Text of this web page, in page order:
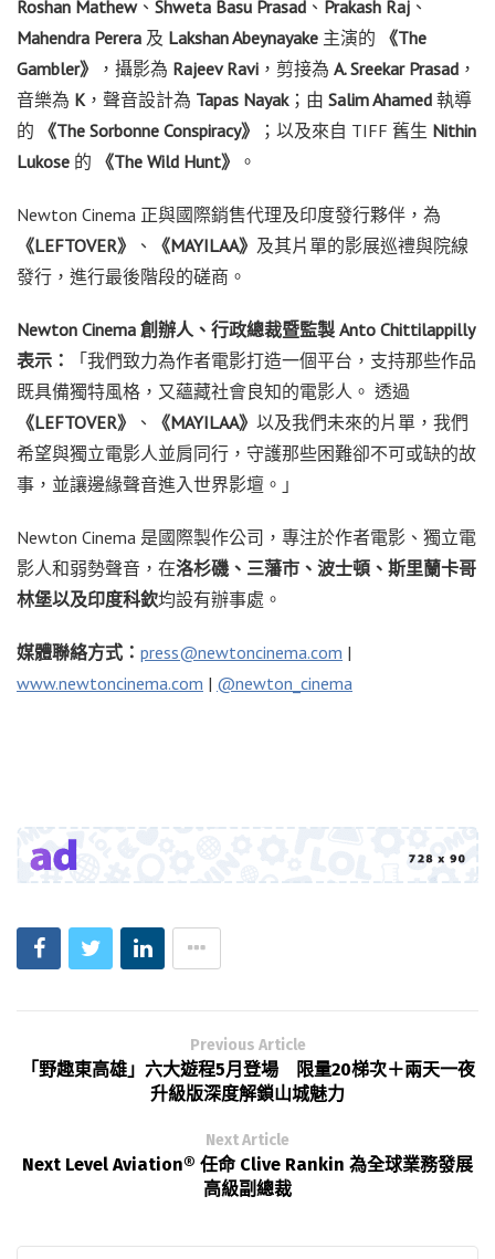
Roshan Mathew、 Shweta Basu Prasad 、 Prakash Raj 、
Mahendra Perera 及 Lakshan Abeynayake 主演的
《The
Gambler》
，攝影為 Rajeev Ravi ，剪接為 A. Sreekar Prasad ，
音樂為 K ，聲音設計為 Tapas Nayak；由 Salim Ahamed 執導
的
《The Sorbonne Conspiracy》 ；以及來自 TIFF 舊生 Nithin
Lukose 的 《The Wild Hunt》 。
Newton Cinema 正與國際銷售代理及印度發行夥伴，為
《LEFTOVER》
、 《MAYILAA》 及其片單的影展巡禮與院線
發行，進行最後階段的磋商。
Newton Cinema 創辦人、行政總裁暨監製 Anto Chittilappilly
表示：
「我們致力為作者電影打造一個平台，支持那些作品
既具備獨特風格，又蘊藏社會良知的電影人。 透過
《LEFTOVER》
、 《MAYILAA》 以及我們未來的片單，我們
希望與獨立電影人並肩同行，守護那些困難卻不可或缺的故
事，並讓邊緣聲音進入世界影壇。」
Newton Cinema 是國際製作公司，專注於作者電影、獨立電
影人和弱勢聲音，在洛杉磯、三藩市、波士頓、斯里蘭卡哥
林堡以及印度科欽均設有辦事處。
媒體聯絡方式： press@newtoncinema.com |
www.newtoncinema.com | @newton_cinema
Previous Article
「野趣東高雄」六大遊程5月登場 限量20梯次＋兩天一夜
升級版深度解鎖山城魅力
Next Article
Next Level Aviation® 任命 Clive Rankin 為全球業務發展
高級副總裁